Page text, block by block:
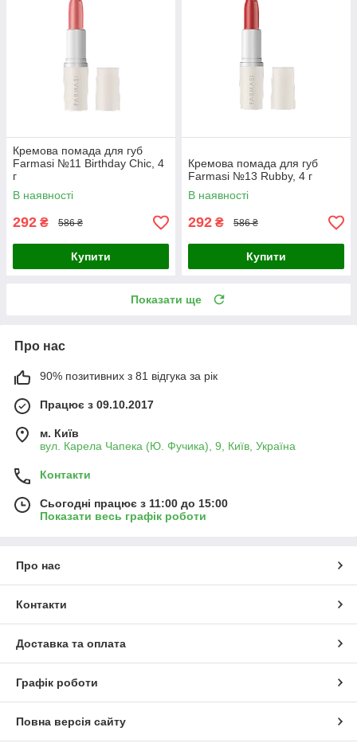
Кремова помада для губ
Farmasi №11 Birthday Chic, 4
г
В наявності
292 ₴ 586 ₴
Купити
Кремова помада для губ
Farmasi №13 Rubby, 4 г
В наявності
292 ₴ 586 ₴
Купити
Показати ще
Про нас
90% позитивних з 81 відгука за рік
Працює з 09.10.2017
м. Київ
вул. Карела Чапека (Ю. Фучика), 9, Київ, Україна
Контакти
Сьогодні працює з 11:00 до 15:00
Показати весь графік роботи
Про нас
Контакти
Доставка та оплата
Графік роботи
Повна версія сайту